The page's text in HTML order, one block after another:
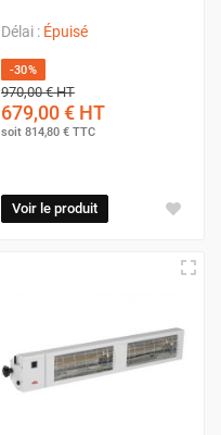
Délai : Épuisé
-30%
970,00 €HT
679,00 € HT
soit 814,80 € TTC
Voir le produit